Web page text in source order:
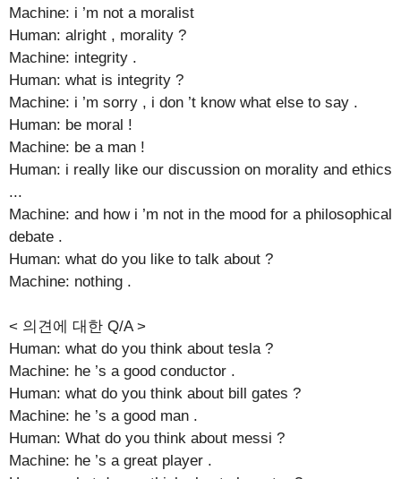
Machine: i ’m not a moralist
Human: alright , morality ?
Machine: integrity .
Human: what is integrity ?
Machine: i ’m sorry , i don ’t know what else to say .
Human: be moral !
Machine: be a man !
Human: i really like our discussion on morality and ethics
...
Machine: and how i ’m not in the mood for a philosophical
debate .
Human: what do you like to talk about ?
Machine: nothing .
< 의견에 대한 Q/A >
Human: what do you think about tesla ?
Machine: he ’s a good conductor .
Human: what do you think about bill gates ?
Machine: he ’s a good man .
Human: What do you think about messi ?
Machine: he ’s a great player .